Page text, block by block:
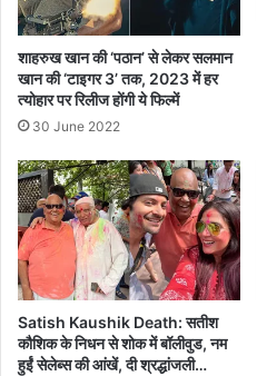
शाहरुख खान की ‘पठान’ से लेकर सलमान
खान की ‘टाइगर 3’ तक, 2023 में हर
त्योहार पर रिलीज होंगी ये फिल्में
30 June 2022
Satish Kaushik Death: सतीश
कौशिक के निधन से शोक में बॉलीवुड, नम
हुईं सेलेब्स की आंखें, दी श्रद्धांजली…